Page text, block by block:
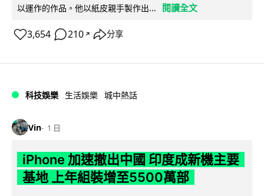
以運作的作品。他以紙皮親手製作出...
閱讀全文
3,654 210 ↗ 分享
科技娛樂 生活娛樂 城中熱話
Vin 1 日
iPhone 加速撤出中國 印度成新機主要
基地 上年組裝增至5500萬部